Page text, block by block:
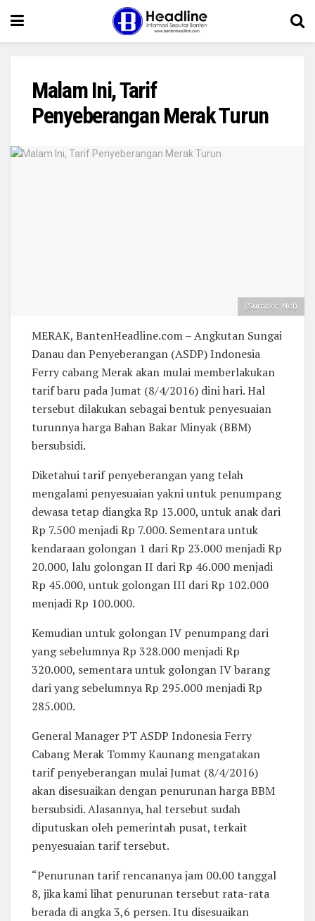
Malam Ini, Tarif
Penyeberangan Merak Turun
(Sumber: Net)
MERAK, BantenHeadline.com – Angkutan Sungai
Danau dan Penyeberangan (ASDP) Indonesia
Ferry cabang Merak akan mulai memberlakukan
tarif baru pada Jumat (8/4/2016) dini hari. Hal
tersebut dilakukan sebagai bentuk penyesuaian
turunnya harga Bahan Bakar Minyak (BBM)
bersubsidi.
Diketahui tarif penyeberangan yang telah
mengalami penyesuaian yakni untuk penumpang
dewasa tetap diangka Rp 13.000, untuk anak dari
Rp 7.500 menjadi Rp 7.000. Sementara untuk
kendaraan golongan 1 dari Rp 23.000 menjadi Rp
20.000, lalu golongan II dari Rp 46.000 menjadi
Rp 45.000, untuk golongan III dari Rp 102.000
menjadi Rp 100.000.
Kemudian untuk golongan IV penumpang dari
yang sebelumnya Rp 328.000 menjadi Rp
320.000, sementara untuk golongan IV barang
dari yang sebelumnya Rp 295.000 menjadi Rp
285.000.
General Manager PT ASDP Indonesia Ferry
Cabang Merak Tommy Kaunang mengatakan
tarif penyeberangan mulai Jumat (8/4/2016)
akan disesuaikan dengan penurunan harga BBM
bersubsidi. Alasannya, hal tersebut sudah
diputuskan oleh pemerintah pusat, terkait
penyesuaian tarif tersebut.
“Penurunan tarif rencananya jam 00.00 tanggal
8, jika kami lihat penurunan tersebut rata-rata
berada di angka 3,6 persen. Itu disesuaikan